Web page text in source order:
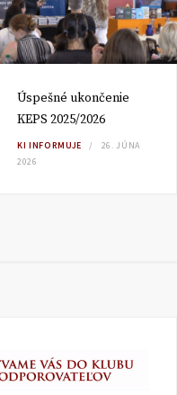
Úspešné ukončenie
KEPS 2025/2026
KI INFORMUJE
26. JÚNA
2026